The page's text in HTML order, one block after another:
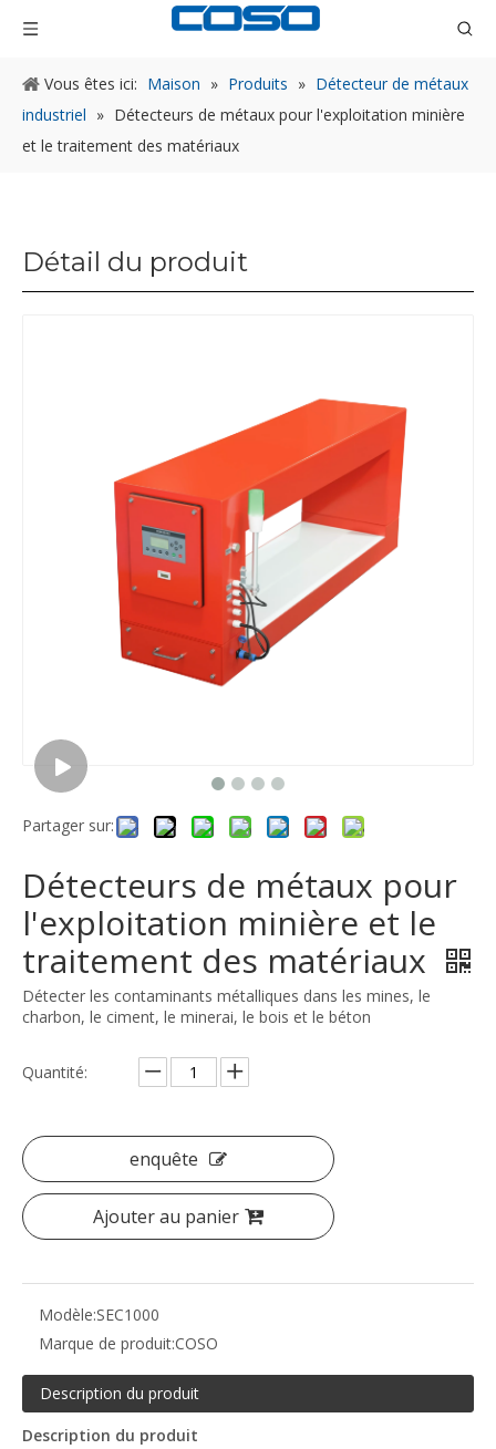
Vous êtes ici: Maison » Produits » Détecteur de métaux
industriel » Détecteurs de métaux pour l'exploitation minière
et le traitement des matériaux
Détail du produit
Partager sur:
Détecteurs de métaux pour
l'exploitation minière et le
traitement des matériaux
Détecter les contaminants métalliques dans les mines, le
charbon, le ciment, le minerai, le bois et le béton
Quantité:
enquête
Ajouter au panier
Modèle:SEC1000
Marque de produit:COSO
Description du produit
Description du produit